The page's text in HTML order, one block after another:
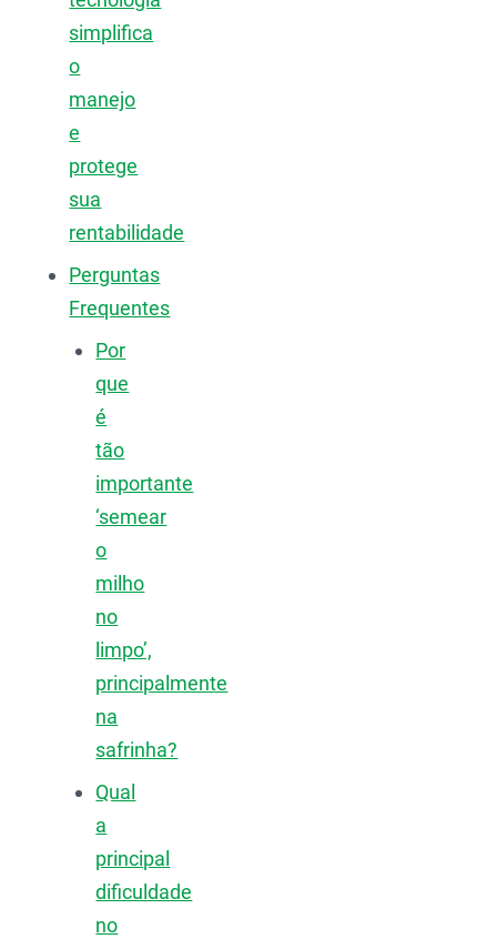
simplifica
o
manejo
e
protege
sua
rentabilidade
Perguntas
Frequentes
Por
que
é
tão
importante
‘semear
o
milho
no
limpo’,
principalmente
na
safrinha?
Qual
a
principal
dificuldade
no